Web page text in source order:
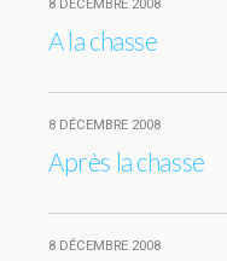
8 DÉCEMBRE 2008
A la chasse
8 DÉCEMBRE 2008
Après la chasse
8 DÉCEMBRE 2008